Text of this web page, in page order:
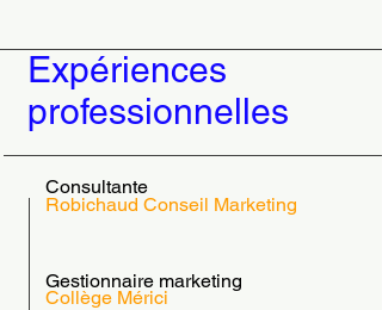
Expériences
professionnelles
Consultante
Robichaud Conseil Marketing
Gestionnaire marketing
Collège Mérici